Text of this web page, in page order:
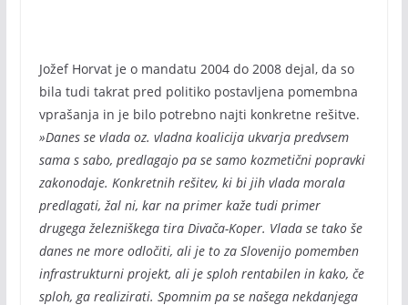
Jožef Horvat je o mandatu 2004 do 2008 dejal, da so
bila tudi takrat pred politiko postavljena pomembna
vprašanja in je bilo potrebno najti konkretne rešitve.
»Danes se vlada oz. vladna koalicija ukvarja predvsem
sama s sabo, predlagajo pa se samo kozmetični popravki
zakonodaje. Konkretnih rešitev, ki bi jih vlada morala
predlagati, žal ni, kar na primer kaže tudi primer
drugega železniškega tira Divača-Koper. Vlada se tako še
danes ne more odločiti, ali je to za Slovenijo pomemben
infrastrukturni projekt, ali je sploh rentabilen in kako, če
sploh, ga realizirati. Spomnim pa se našega nekdanjega